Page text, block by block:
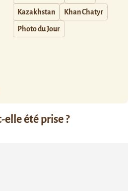
Kazakhstan Khan Chatyr
Photo du Jour
été prise ?